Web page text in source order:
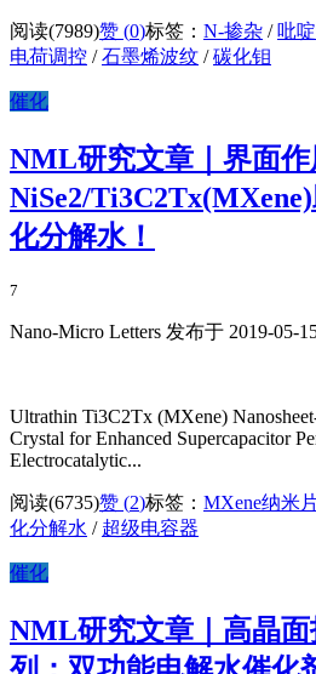
阅读(7989)赞 (0)标签： N-掺杂 / 吡
电荷调控 /石墨烯波纹 /碳化钼
催化
NML研究文章｜界面作
NiSe2/
化分解水！
7
Nano-Micro Letters 发布于 2019-05-
Ultrathin Ti3C2Tx (MXene)
Crystal for Enhanced Supercapacitor
Electrocatalytic...
阅读(6735)赞 (2)标签： MXene纳米
化分解水 / 超级电容器
催化
NML研究文章｜高晶面